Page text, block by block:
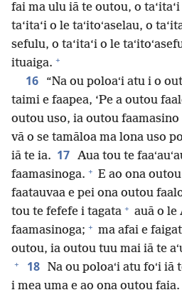
fai ma ulu iā te outou, o ta‘ita‘i
ta‘ita‘i o le taʻitoʻaselau, o
sefulu, o ta‘ita‘i o le
ituaiga. +
16
“Na ou poloaʻi atu i o
taimi e faapea, ‘Pe a outou
outou uso, ia outou
vā o se tamāloa ma lona uso
iā te ia. 17 Aua tou te
faamasinoga. + E ao ona
faatauvaa e pei ona outou
tou te fefefe i tagata + auā o le
faamasinoga; + ma afai e
outou, ia outou tuu mai iā te
+ 18 Na ou poloaʻi atu foʻi
i mea uma e ao ona outou faia.